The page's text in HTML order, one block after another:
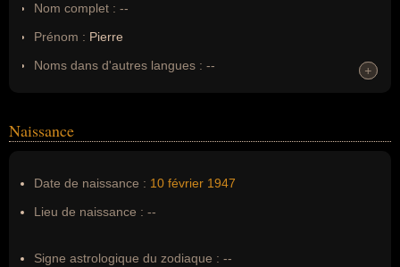
Nom complet : --
Prénom : Pierre
Noms dans d'autres langues : --
Nom de famille :Péchin
+
+
Naissance
Date de naissance : 10 février 1947
Lieu de naissance : --
Signe astrologique du zodiaque : --